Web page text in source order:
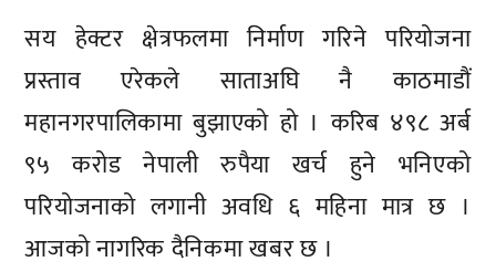
सय हेक्टर क्षेत्रफलमा निर्माण गरिने परियोजना
प्रस्ताव एरेकले साताअघि नै काठमाडौं
महानगरपालिकामा बुझाएको हो । करिब ४९८ अर्ब
९५ करोड नेपाली रुपैया खर्च हुने भनिएको
परियोजनाको लगानी अवधि ६ महिना मात्र छ ।
आजको नागरिक दैनिकमा खबर छ ।